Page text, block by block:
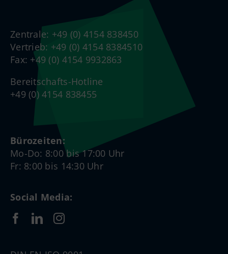
Zentrale: +49 (0) 4154 838450
Vertrieb: +49 (0) 4154 8384510
Fax: +49 (0) 4154 9932863
Bereitschafts-Hotline
+49 (0) 4154 838455
Bürozeiten:
Mo-Do: 8:00 bis 17:00 Uhr
Fr: 8:00 bis 14:30 Uhr
Social Media: